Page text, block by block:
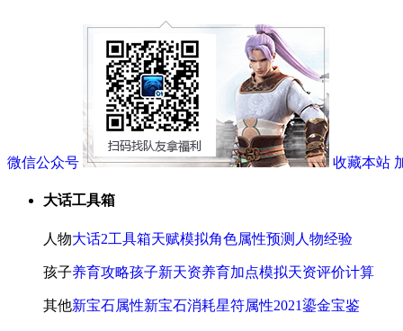
微信公众号 收藏本站
大话工具箱
人物大话2工具箱天赋模拟角色属性预测 人物经验
孩子养育攻略孩子新天资养育加点模拟天资评价计算
其他新宝石属性新宝石消耗星符属性2021鎏金宝鉴